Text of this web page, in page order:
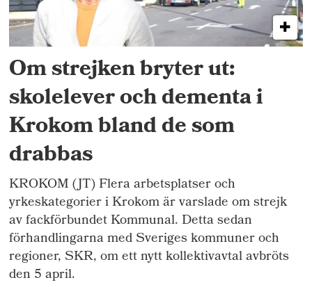
Om strejken bryter ut:
skolelever och dementa i
Krokom bland de som
drabbas
KROKOM (JT) Flera arbetsplatser och
yrkeskategorier i Krokom är varslade om strejk
av fackförbundet Kommunal. Detta sedan
förhandlingarna med Sveriges kommuner och
regioner, SKR, om ett nytt kollektivavtal avbröts
den 5 april.